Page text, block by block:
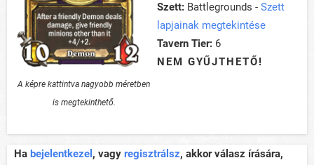
A képre kattintva nagyobb méretben
is megtekinthető.
Szett: Battlegrounds - Szett
lapjainak megtekintése
Tavern Tier: 6
NEM GYŰJTHETŐ!
Ha bejelentkezel , vagy regisztrálsz, akkor válasz írására,